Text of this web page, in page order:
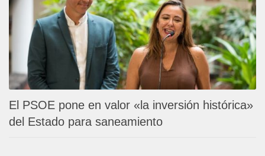
El PSOE pone en valor «la inversión histórica»
del Estado para saneamiento